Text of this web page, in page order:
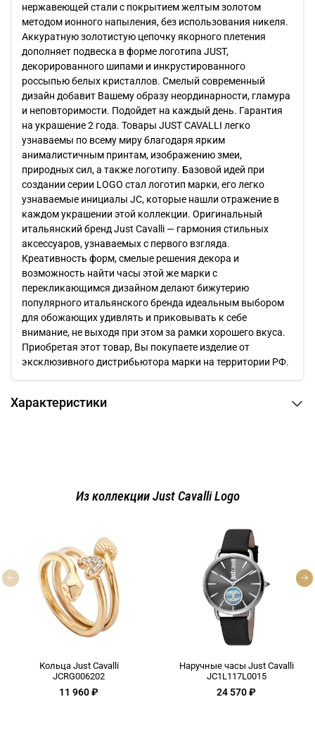
нержавеющей стали с покрытием желтым золотом
методом ионного напыления, без использования никеля.
Аккуратную золотистую цепочку якорного плетения
дополняет подвеска в форме логотипа JUST,
декорированного шипами и инкрустированного
россыпью белых кристаллов. Смелый современный
дизайн добавит Вашему образу неординарности, гламура
и неповторимости. Подойдет на каждый день. Гарантия
на украшение 2 года. Товары JUST CAVALLI легко
узнаваемы по всему миру благодаря ярким
анималистичным принтам, изображению змеи,
природных сил, а также логотипу. Базовой идей при
создании серии LOGO стал логотип марки, его легко
узнаваемые инициалы JC, которые нашли отражение в
каждом украшении этой коллекции. Оригинальный
итальянский бренд Just Cavalli — гармония стильных
аксессуаров, узнаваемых с первого взгляда.
Креативность форм, смелые решения декора и
возможность найти часы этой же марки с
перекликающимся дизайном делают бижутерию
популярного итальянского бренда идеальным выбором
для обожающих удивлять и приковывать к себе
внимание, не выходя при этом за рамки хорошего вкуса.
Приобретая этот товар, Вы покупаете изделие от
эксклюзивного дистрибьютора марки на территории РФ.
Характеристики
Из коллекции Just Cavalli Logo
Кольца Just Cavalli
JCRG006202
11 960 ₽
Наручные часы Just Cavalli
JC1L117L0015
24 570 ₽